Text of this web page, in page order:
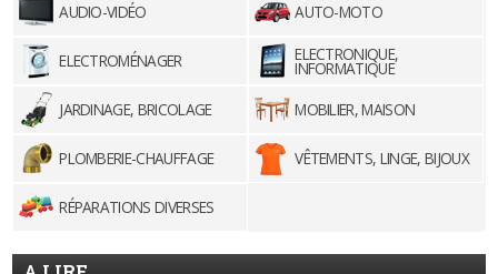
AUDIO-VIDÉO AUTO-MOTO
ELECTROMÉNAGER ELECTRONIQUE,
INFORMATIQUE
JARDINAGE, BRICOLAGE
MOBILIER, MAISON
PLOMBERIE-CHAUFFAGE VÊTEMENTS, LINGE, BIJOUX
RÉPARATIONS DIVERSES